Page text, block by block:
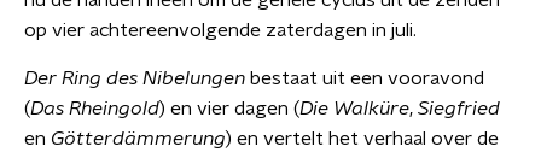
op vier achtereenvolgende zaterdagen in juli.
Der Ring des Nibelungen bestaat uit een vooravond
(Das Rheingold) en vier dagen (Die Walküre, Siegfried
en Götterdämmerung) en vertelt het verhaal over de